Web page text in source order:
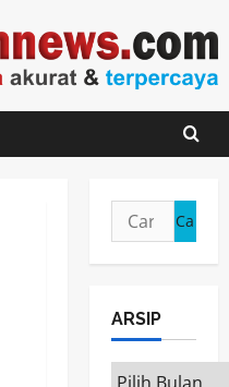
Cari
untuk:
ARSIP
ARSIP